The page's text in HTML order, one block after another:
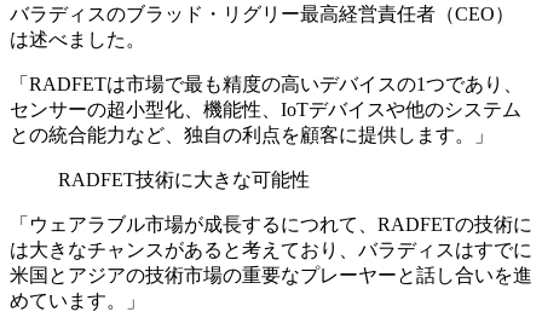
バラディスのブラッド・リグリー最高経営責任者（CEO）
は述べました。
「RADFETは市場で最も精度の高いデバイスの1つであり、
センサーの超小型化、機能性、IoTデバイスや他のシステム
との統合能力など、独自の利点を顧客に提供します。」
RADFET技術に大きな可能性
「ウェアラブル市場が成長するにつれて、RADFETの技術に
は大きなチャンスがあると考えており、バラディスはすでに
米国とアジアの技術市場の重要なプレーヤーと話し合いを進
めています。」